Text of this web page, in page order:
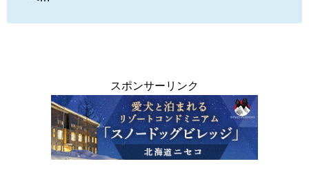
スポンサーリンク